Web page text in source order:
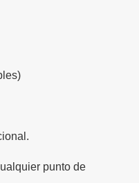
punto de